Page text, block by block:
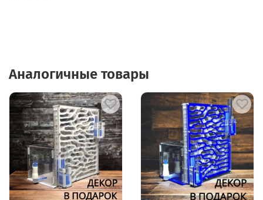
Аналогичные товары